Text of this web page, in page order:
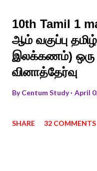
10th Tamil 1
ஆம் வகுப்பு
இலக்கணம்) ஒரு
வினாத்தேர்வு
ByCentum Study April
SHARE 32 COMMENTS